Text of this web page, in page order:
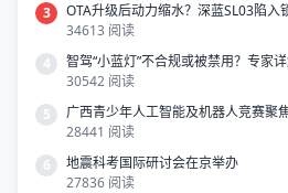
3
OTA升级后动力缩水？深蓝SL03陷入
34613 阅读
4
智驾“小蓝灯”不合规或被禁用？专家
30542 阅读
5
广西青少年人工智能及机器人竞赛聚
28441 阅读
6
地震科考国际研讨会在京举办
27836 阅读